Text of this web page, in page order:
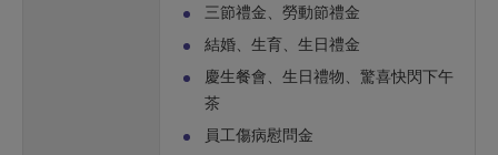
三節禮金、勞動節禮金
結婚、生育、生日禮金
慶生餐會、生日禮物、驚喜快閃下午
茶
員工傷病慰問金